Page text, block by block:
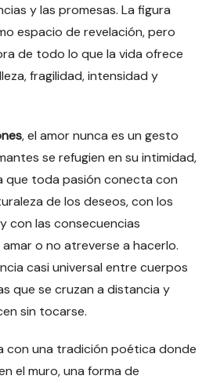
y las promesas. La figura
espacio de revelación, pero
de todo lo que la vida ofrece
fragilidad, intensidad y
, el amor nunca es un gesto
se refugien en su intimidad,
que toda pasión conecta con
de los deseos, con los
con las consecuencias
o no atreverse a hacerlo.
casi universal entre cuerpos
que se cruzan a distancia y
sin tocarse.
con una tradición poética donde
el muro, una forma de